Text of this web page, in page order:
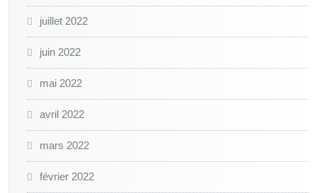
juillet 2022
juin 2022
mai 2022
avril 2022
mars 2022
février 2022